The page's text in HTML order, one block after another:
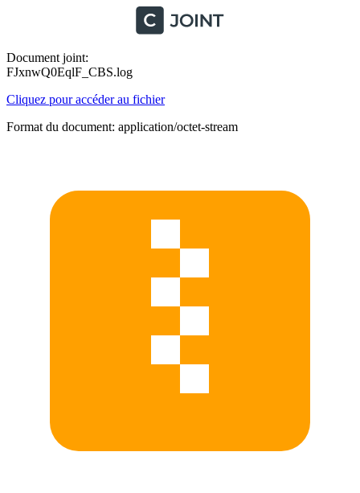
Document joint:
FJxnwQ0EqlF_CBS.log
Cliquez pour accéder au fichier
Format du document: application/octet-stream